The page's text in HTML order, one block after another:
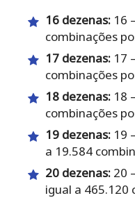
16 dezenas: 16
combinações
17 dezenas: 17
combinações
18 dezenas: 18
combinações
19 dezenas: 19
a 19.584
20 dezenas: 20
igual a 465.120